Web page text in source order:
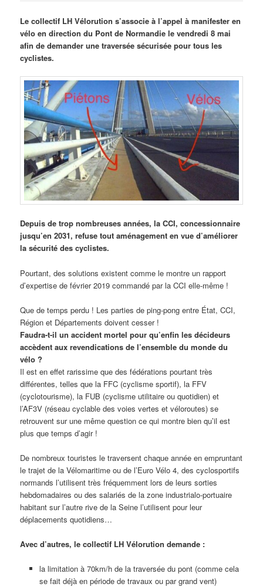
Le collectif LH Vélorution s’associe à l’appel à manifester en
vélo en direction du Pont de Normandie le vendredi 8 mai
afin de demander une traversée sécurisée pour tous les
cyclistes.
Depuis de trop nombreuses années, la CCI, concessionnaire
jusqu’en 2031, refuse tout aménagement en vue d’améliorer
la sécurité des cyclistes.
Pourtant, des solutions existent comme le montre un rapport
d’expertise de février 2019 commandé par la CCI elle-même !
Que de temps perdu ! Les parties de ping-pong entre État, CCI,
Région et Départements doivent cesser !
Faudra-t-il un accident mortel pour qu’enfin les décideurs
accèdent aux revendications de l’ensemble du monde du
vélo ?
Il est en effet rarissime que des fédérations pourtant très
différentes, telles que la FFC (cyclisme sportif), la FFV
(cyclotourisme), la FUB (cyclisme utilitaire ou quotidien) et
l’AF3V (réseau cyclable des voies vertes et véloroutes) se
retrouvent sur une même question ce qui montre bien qu’il est
plus que temps d’agir !
De nombreux touristes le traversent chaque année en empruntant
le trajet de la Vélomaritime ou de l’Euro Vélo 4, des cyclosportifs
normands l’utilisent très fréquemment lors de leurs sorties
hebdomadaires ou des salariés de la zone industrialo-portuaire
habitant sur l’autre rive de la Seine l’utilisent pour leur
déplacements quotidiens…
Avec d’autres, le collectif LH Vélorution demande :
la limitation à 70km/h de la traversée du pont (comme cela
se fait déjà en période de travaux ou par grand vent)